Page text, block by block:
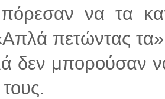
να τα
πετώντας
δεν μπορούσαν
τους.